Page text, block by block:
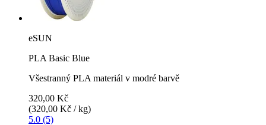
eSUN
PLA Basic Blue
Všestranný PLA materiál v modré barvě
320,00 Kč
(320,00 Kč / kg)
5.0 (5)